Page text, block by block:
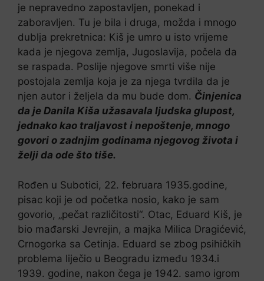
je nepravedno zapostavljen, ponekad i
zaboravljen. Tu je bila i druga, možda i mnogo
dublja prekretnica: Kiš je umro u isto vrijeme
kada je njegova zemlja, Jugoslavija, počela da
se raspada. Poslije njegove smrti više nije
postojala zemlja koja je za njega tvrdila da je
njen autor i željela da mu bude dom. Činjenica
da je Danila Kiša užasavala ljudska glupost,
jednako kao traljavost i nepoštenje, mnogo
govori o zadnjim godinama njegovog života i
želji da ode što tiše.
Rođen u Subotici, 22. februara 1935.godine,
pisac koji je od početka nosio, kako je sam
govorio, „pečat različitosti“. Otac, Eduard Kiš, je
bio mađarski Jevrejin, a majka Milica Dragićević,
Crnogorka sa Cetinja. Eduard se zbog psihičkih
problema liječio u Beogradu između 1934.i
1939. godine, nakon čega je 1942. samo igrom